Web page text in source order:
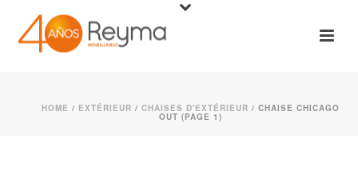
HOME / EXTÉRIEUR / CHAISES D'EXTÉRIEUR / CHAISE CHICAGO
OUT (PAGE 1)